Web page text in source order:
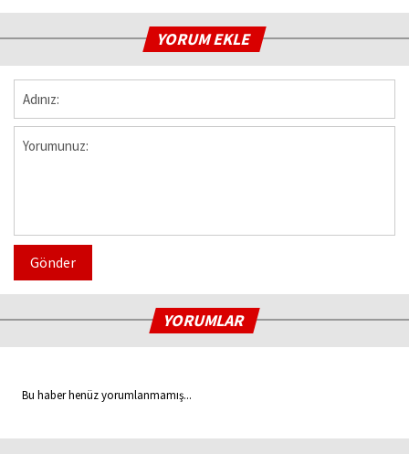
YORUM EKLE
Gönder
YORUMLAR
Bu haber henüz yorumlanmamış...